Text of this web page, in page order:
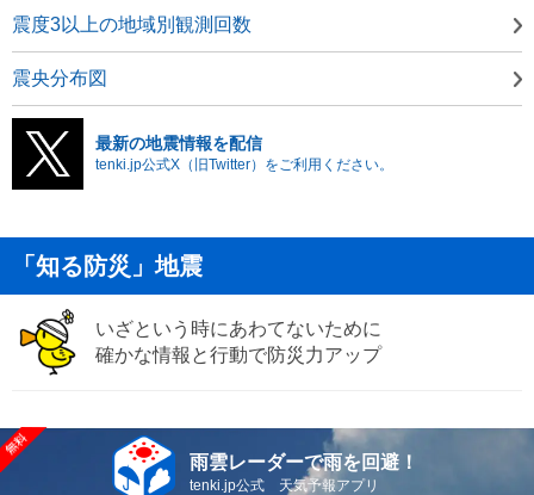
震度3以上の地域別観測回数
震央分布図
最新の地震情報を配信
tenki.jp公式X（旧Twitter）をご利用ください。
「知る防災」地震
いざという時にあわてないために
確かな情報と行動で防災力アップ
雨雲レーダーで雨を回避！
tenki.jp公式 天気予報アプリ